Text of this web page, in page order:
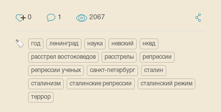
0 1 2067
год ленинград наука невский нквд
расстрел востоковедов расстрелы репрессии
репрессии ученых санкт-петербург сталин
сталинизм сталинские репрессии сталинский режим
террор